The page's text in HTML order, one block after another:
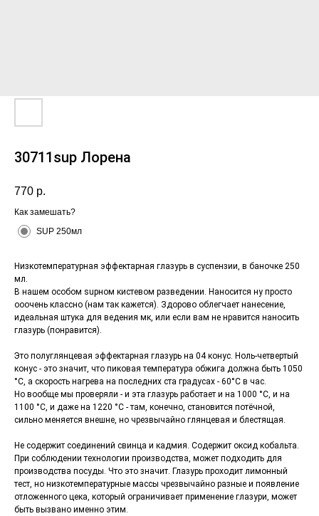
30711sup Лорена
770 р.
Как замешать?
SUP 250мл
Низкотемпературная эффектарная глазурь в суспензии, в баночке 250
мл.
В нашем особом supном кистевом разведении. Наносится ну просто
ооочень классно (нам так кажется). Здорово облегчает нанесение,
идеальная штука для ведения мк, или если вам не нравится наносить
глазурь (понравится).
Это полуглянцевая эффектарная глазурь на 04 конус. Ноль-четвертый
конус - это значит, что пиковая температура обжига должна быть 1050
°C, а скорость нагрева на последних ста градусах - 60°C в час.
Но вообще мы проверяли - и эта глазурь работает и на 1000 °C, и на
1100 °C, и даже на 1220 °C - там, конечно, становится потёчной,
сильно меняется внешне, но чрезвычайно глянцевая и блестящая.
Не содержит соединений свинца и кадмия. Содержит оксид кобальта.
При соблюдении технологии производства, может подходить для
производства посуды. Что это значит. Глазурь проходит лимонный
тест, но низкотемпературные массы чрезвычайно разные и появление
отложенного цека, который ограничивает применение глазури, может
быть вызвано именно этим.